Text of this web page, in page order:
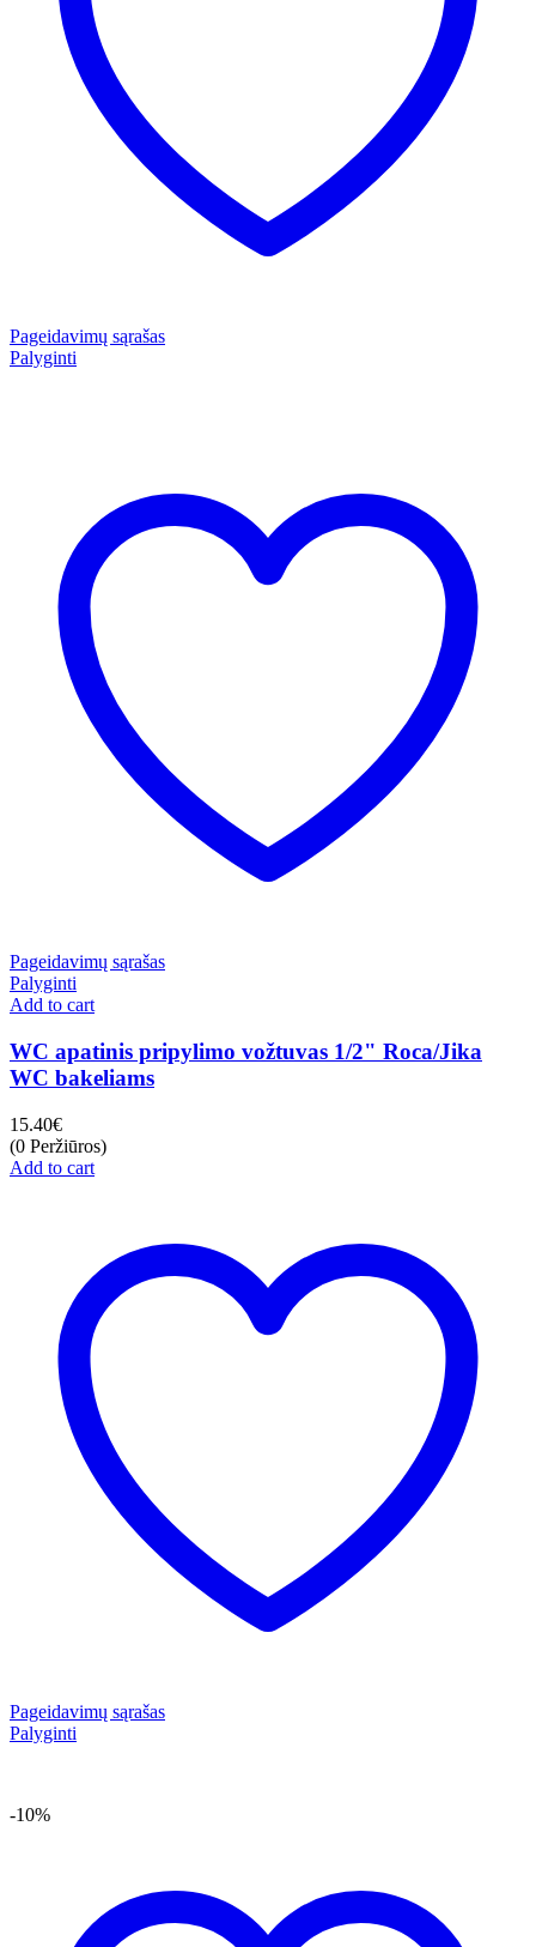
Pageidavimų sąrašas
Palyginti
Pageidavimų sąrašas
Palyginti
Add to cart
WC apatinis pripylimo vožtuvas 1/2" Roca/Jika
WC bakeliams
15.40€
(0 Peržiūros)
Add to cart
Pageidavimų sąrašas
Palyginti
-10%